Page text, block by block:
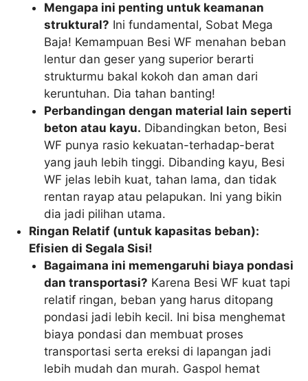
Mengapa ini penting untuk keamanan
struktural? Ini fundamental, Sobat Mega
Baja! Kemampuan Besi WF menahan beban
lentur dan geser yang superior berarti
strukturmu bakal kokoh dan aman dari
keruntuhan. Dia tahan banting!
Perbandingan dengan material lain seperti
beton atau kayu. Dibandingkan beton, Besi
WF punya rasio kekuatan-terhadap-berat
yang jauh lebih tinggi. Dibanding kayu, Besi
WF jelas lebih kuat, tahan lama, dan tidak
rentan rayap atau pelapukan. Ini yang bikin
dia jadi pilihan utama.
Ringan Relatif (untuk kapasitas beban):
Efisien di Segala Sisi!
Bagaimana ini memengaruhi biaya pondasi
dan transportasi? Karena Besi WF kuat tapi
relatif ringan, beban yang harus ditopang
pondasi jadi lebih kecil. Ini bisa menghemat
biaya pondasi dan membuat proses
transportasi serta ereksi di lapangan jadi
lebih mudah dan murah. Gaspol hemat